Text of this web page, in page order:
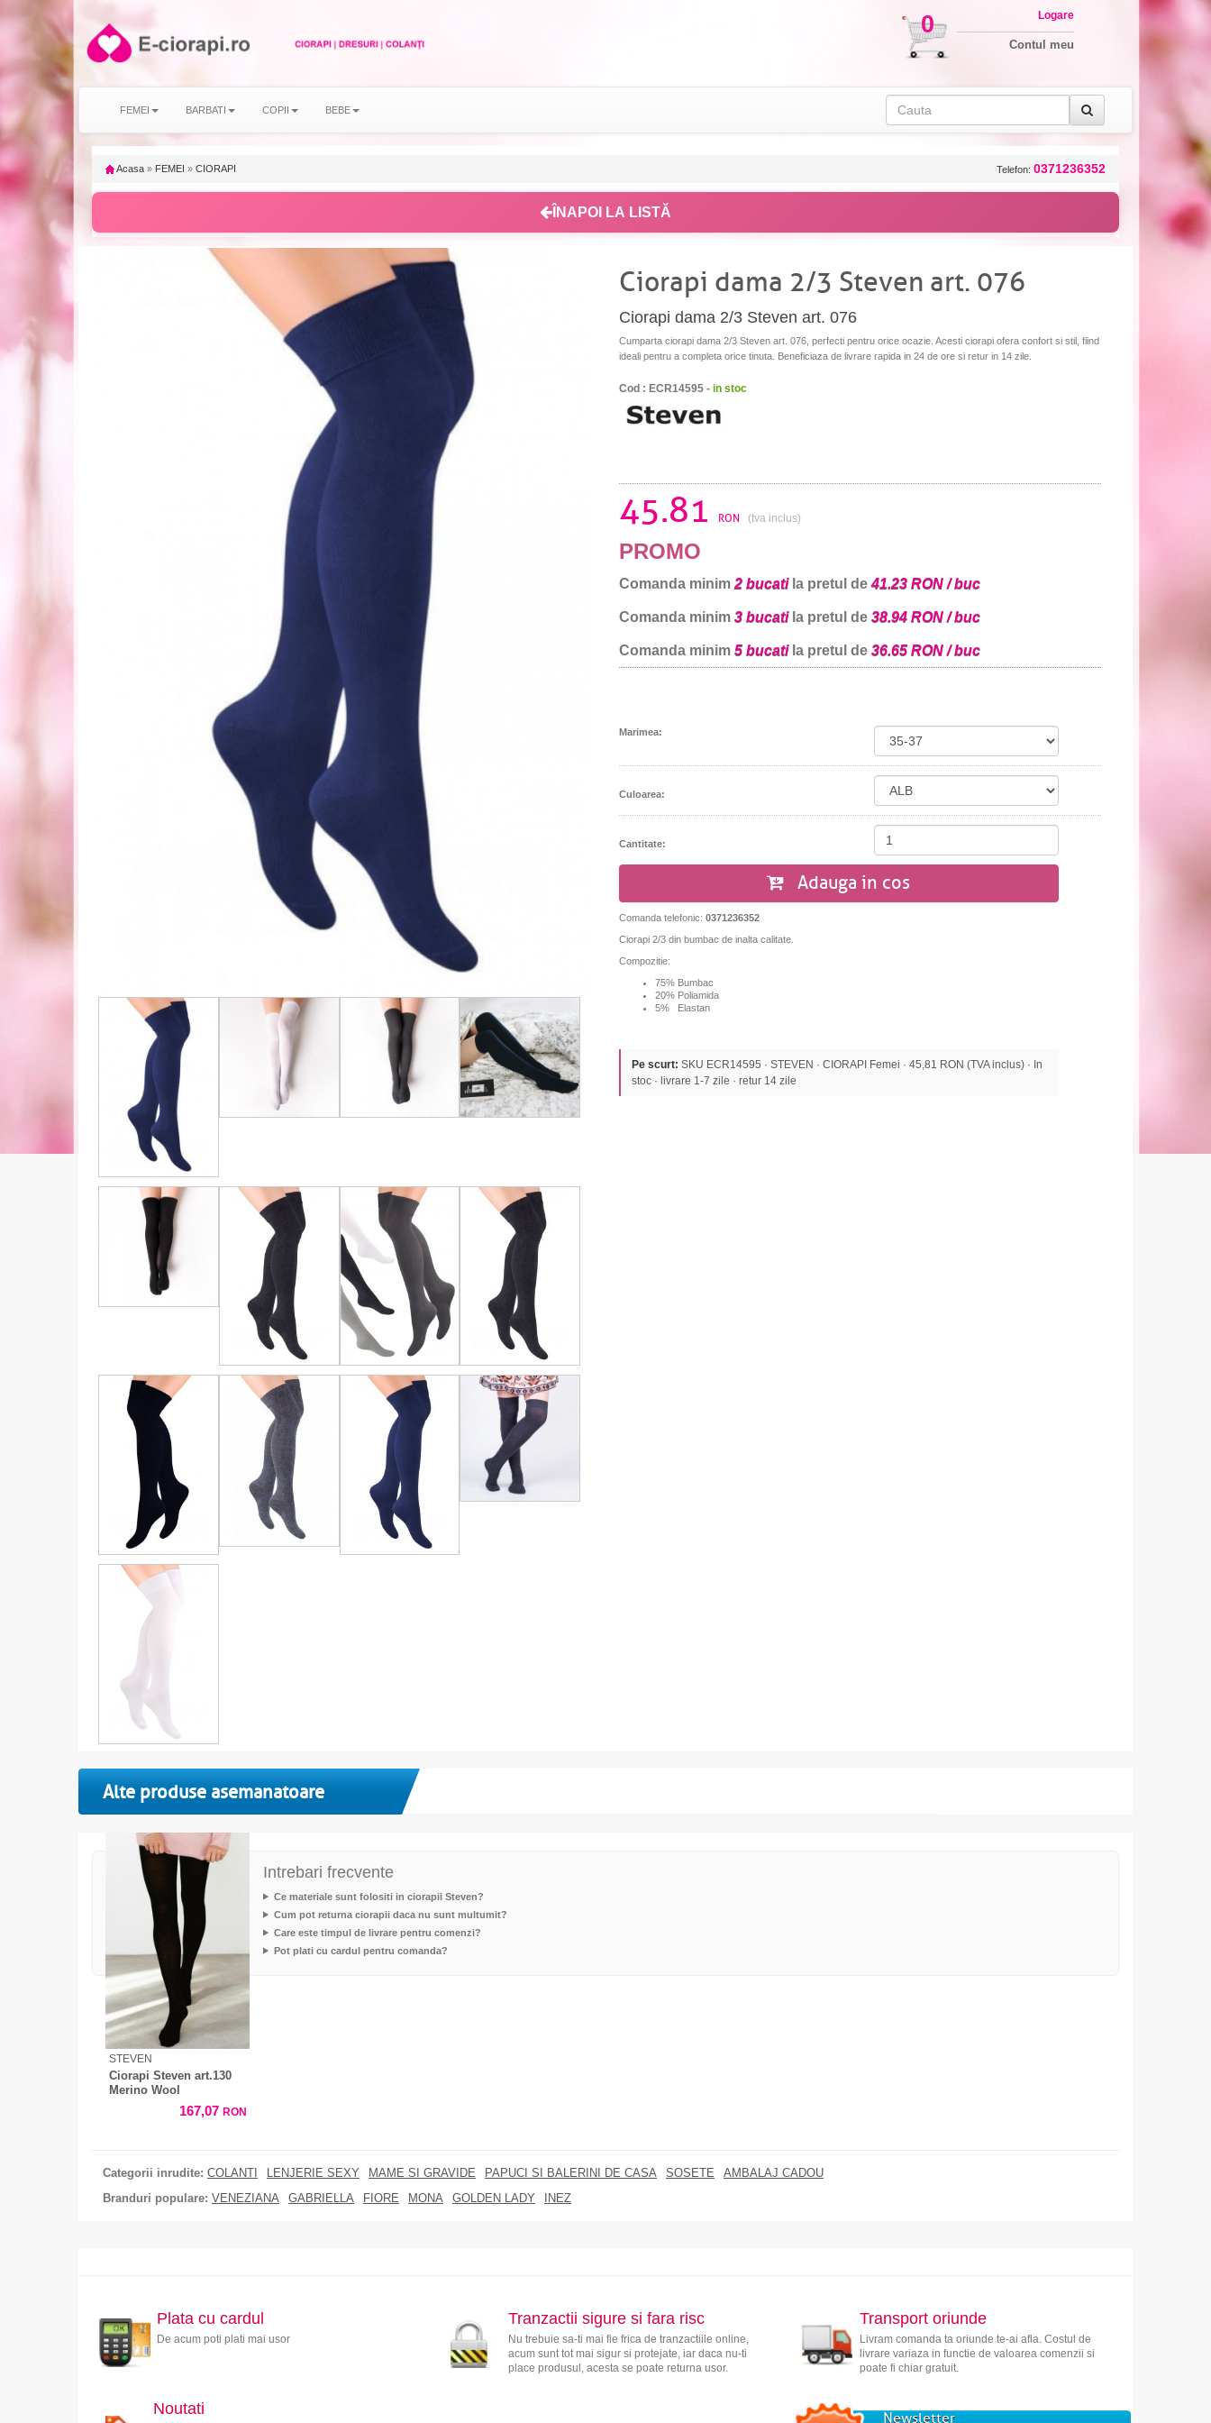
0 Logare
Contul meu
FEMEI BARBATI COPII BEBE
Acasa » FEMEI » CIORAPI Telefon: 0371236352
ÎNAPOI LA LISTĂ
Ciorapi dama 2/3 Steven art. 076
Ciorapi dama 2/3 Steven art. 076
Cumparta ciorapi dama 2/3 Steven art. 076, perfecti pentru orice ocazie. Acesti ciorapi ofera confort si stil, fiind
ideali pentru a completa orice tinuta. Beneficiaza de livrare rapida in 24 de ore si retur in 14 zile.
Cod : ECR14595 - in stoc
45.81 RON (tva inclus)
PROMO
Comanda minim 2 bucatila pretul de41.23 RON / buc
Comanda minim 3 bucatila pretul de 38.94 RON / buc
Comanda minim 5 bucatila pretul de 36.65 RON / buc
Marimea:
Culoarea:
Cantitate:
Adauga in cos
Comanda telefonic: 0371236352
Ciorapi 2/3 din bumbac de inalta calitate.
Compozitie:
75% Bumbac
20% Poliamida
5% Elastan
Pe scurt: SKU ECR14595 · STEVEN · CIORAPI Femei · 45,81 RON (TVA inclus) · In
stoc · livrare 1-7 zile · retur 14 zile
Alte produse asemanatoare
STEVEN
Ciorapi Steven art.130
Merino Wool
167,07 RON
Categorii inrudite: COLANTI LENJERIE SEXY MAME SI GRAVIDE PAPUCI SI BALERINI DE CASA SOSETE
AMBALAJ CADOU
Branduri populare: VENEZIANA GABRIELLA FIORE MONA GOLDEN LADY INEZ
Intrebari frecvente
Ce materiale sunt folositi in ciorapii Steven?
Cum pot returna ciorapii daca nu sunt multumit?
Care este timpul de livrare pentru comenzi?
Pot plati cu cardul pentru comanda?
Plata cu cardul
De acum poti plati mai usor
Tranzactii sigure si fara risc
Nu trebuie sa-ti mai fie frica de tranzactiile online,
acum sunt tot mai sigur si protejate, iar daca nu-ti
place produsul, acesta se poate returna usor.
Transport oriunde
Livram comanda ta oriunde te-ai afla. Costul de
livrare variaza in functie de valoarea comenzii si
poate fi chiar gratuit.
Noutati
Newsletter